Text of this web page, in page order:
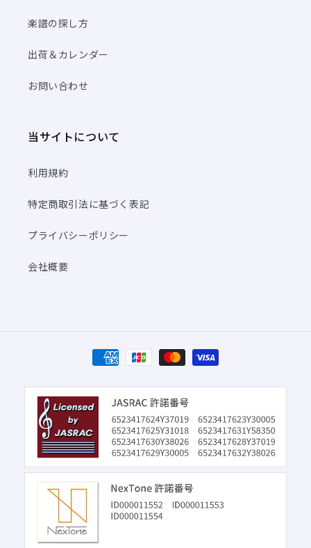
楽譜の探し方
出荷＆カレンダー
お問い合わせ
当サイトについて
利用規約
特定商取引法に基づく表記
プライバシーポリシー
会社概要
決
済
方
法